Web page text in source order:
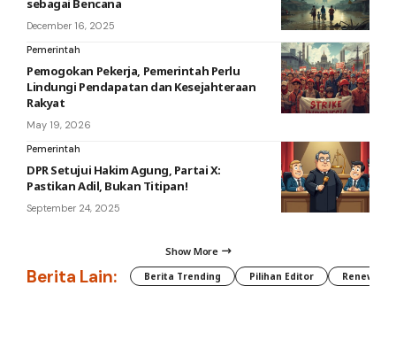
sebagai Bencana
December 16, 2025
Pemerintah
Pemogokan Pekerja, Pemerintah Perlu
Lindungi Pendapatan dan Kesejahteraan
Rakyat
May 19, 2026
Pemerintah
DPR Setujui Hakim Agung, Partai X:
Pastikan Adil, Bukan Titipan!
September 24, 2025
Show More
Berita Lain: Berita Trending Pilihan Editor